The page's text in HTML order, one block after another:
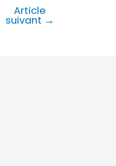
Article
suivant →